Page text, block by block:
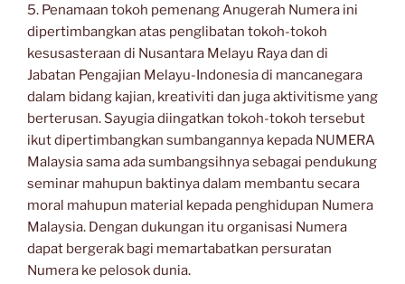
5. Penamaan tokoh pemenang Anugerah Numera ini
dipertimbangkan atas penglibatan tokoh-tokoh
kesusasteraan di Nusantara Melayu Raya dan di
Jabatan Pengajian Melayu-Indonesia di mancanegara
dalam bidang kajian, kreativiti dan juga aktivitisme yang
berterusan. Sayugia diingatkan tokoh-tokoh tersebut
ikut dipertimbangkan sumbangannya kepada NUMERA
Malaysia sama ada sumbangsihnya sebagai pendukung
seminar mahupun baktinya dalam membantu secara
moral mahupun material kepada penghidupan Numera
Malaysia. Dengan dukungan itu organisasi Numera
dapat bergerak bagi memartabatkan persuratan
Numera ke pelosok dunia.